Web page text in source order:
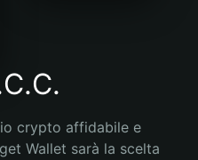
crypto affidabile e
Wallet sarà la scelta